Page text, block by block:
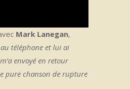
Mark Lanegan,
téléphone et lui ai
envoyé en retour
pure chanson de rupture